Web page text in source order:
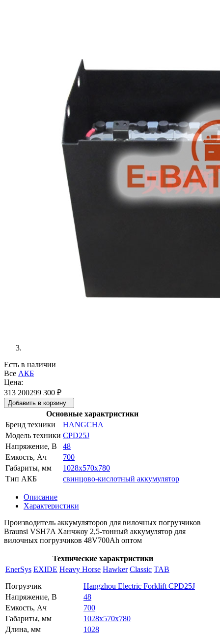
Есть в наличии
Все АКБ
Цена:
313 200299 300 ₽
Добавить в корзину
Основные характристики
Бренд техники
HANGCHA
Модель техники CPD25J
Напряжение, В
48
Емкость, Ач
700
Габариты, мм
1028x570x780
Тип АКБ
свинцово-кислотный аккумулятор
Описание
Характеристики
Производитель аккумуляторов для вилочных погрузчиков
Braunsi VSH7A Ханчжоу 2,5-тонный аккумулятор для
вилочных погрузчиков 48V700Ah оптом
Технические характристики
EnerSys EXIDE Heavy Horse Hawker Classic TAB
Погрузчик
Hangzhou Electric Forklift CPD25J
Напряжение, В
48
Емкость, Ач
700
Габариты, мм
1028x570x780
Длина, мм
1028